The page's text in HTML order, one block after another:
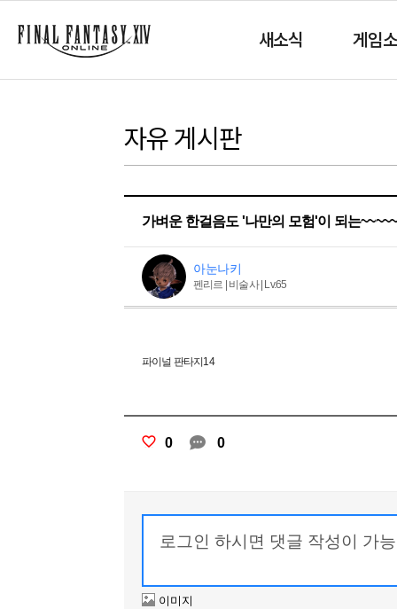
새소식 게임
자유 게시판
가벼운 한걸음도 '나만의 모험'이 되는
아눈나키
펜리르 | 비술사 | Lv.65
파이널 판타지14
0 0
이미지